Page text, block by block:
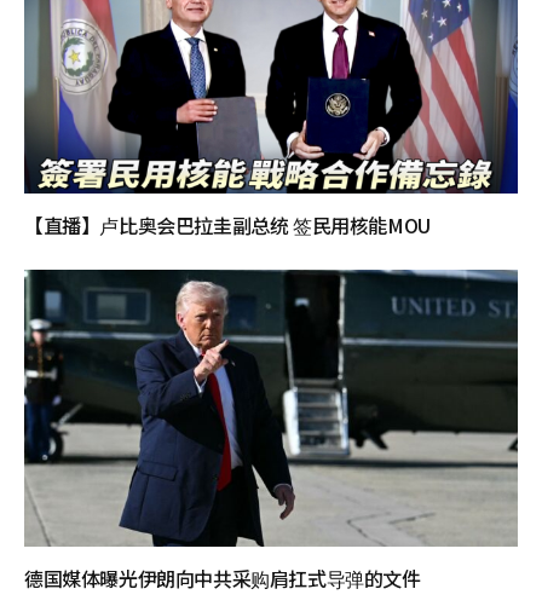
【直播】卢比奥会巴拉圭副总统 签民用核能MOU
德国媒体曝光伊朗向中共采购肩扛式导弹的文件